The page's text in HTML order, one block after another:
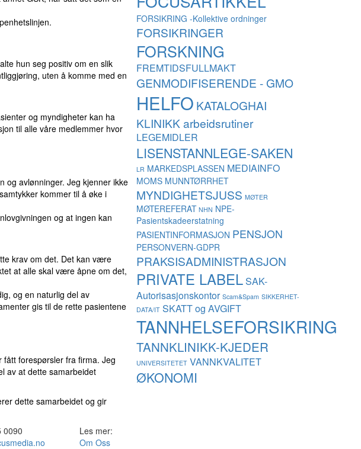
hun seg positiv om en slik
uten å komme med en
og myndigheter kan ha
til alle våre medlemmer hvor
og avlønninger. Jeg kjenner ikke
kommer til å øke i
og at ingen kan
krav om det. Det kan være
at alle skal være åpne om det,
og en naturlig del av
gis til de rette pasientene
forespørsler fra firma. Jeg
av at dette samarbeidet
dette samarbeidet og gir
FORSIKRING -Kollektive ordninger
FORSIKRINGER
FORSKNING
FREMTIDSFULLMAKT
GENMODIFISERENDE - GMO
HELFO KATALOGHAI
KLINIKK arbeidsrutiner
LEGEMIDLER
LISENSTANNLEGE-SAKEN
LR MARKEDSPLASSEN MEDIAINFO
MOMS MUNNTØRRHET
MYNDIGHETSJUSS MØTER
MØTEREFERAT NHN NPE-
Pasientskadeerstatning
PASIENTINFORMASJON PENSJON
PERSONVERN-GDPR
PRAKSISADMINISTRASJON
PRIVATE LABELSAK-
Autorisasjonskontor Scam&Spam SIKKERHET-
DATA/IT SKATT og AVGIFT
TANNHELSEFORSIKRING
TANNKLINIKK-KJEDER
UNIVERSITETET VANNKVALITET
ØKONOMI
0090
Les mer:
Om Oss